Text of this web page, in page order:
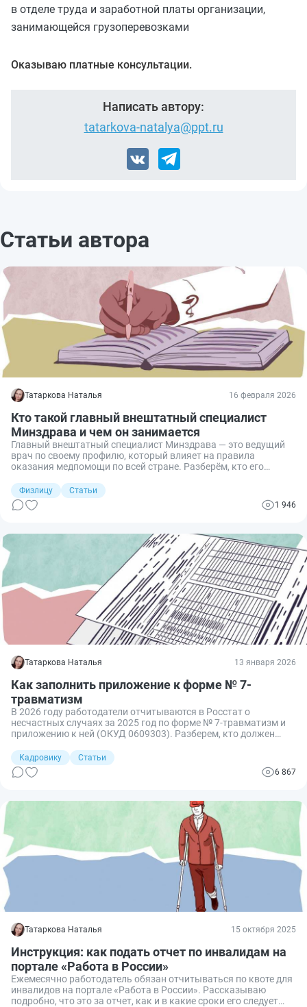
в отделе труда и заработной платы организации,
занимающейся грузоперевозками
Оказываю платные консультации.
Написать автору:
tatarkova-natalya@ppt.ru
Статьи автора
Татаркова Наталья 16 февраля 2026
Кто такой главный внештатный специалист
Минздрава и чем он занимается
Главный внештатный специалист Минздрава — это ведущий
врач по своему профилю, который влияет на правила
оказания медпомощи по всей стране. Разберём, кто его
врача и в каких случаях к нему реально попасть на приём.
Физлицу
Статьи
1 946
Татаркова Наталья 13 января 2026
Как заполнить приложение к форме № 7-
травматизм
В 2026 году работодатели отчитываются в Росстат о
несчастных случаях за 2025 год по форме № 7‑травматизм и
приложению к ней (ОКУД 0609303). Разберем, кто должен
вопросов и как составить отчет без ошибок и штрафов.
Кадровику
Статьи
6 867
Татаркова Наталья 15 октября 2025
Инструкция: как подать отчет по инвалидам на
портале «Работа в России»
Ежемесячно работодатель обязан отчитываться по квоте для
инвалидов на портале «Работа в России». Рассказываю
подробно, что это за отчет, как и в какие сроки его следует